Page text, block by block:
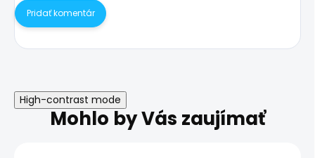
Pridať komentár
High-contrast mode
Mohlo by Vás zaujímať